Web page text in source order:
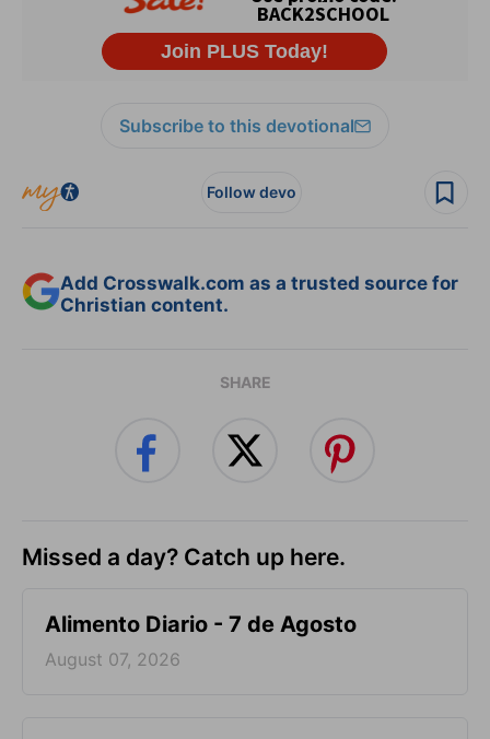
Subscribe to this devotional
Follow devo
Add Crosswalk.com as a trusted source for
Christian content.
SHARE
Missed a day? Catch up here.
Alimento Diario - 7 de Agosto
August 07, 2026